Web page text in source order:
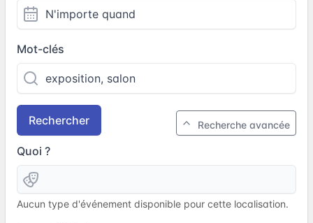
Mot-clés
Rechercher Recherche avancée
Quoi ?
Aucun type d'événement disponible pour cette localisation.